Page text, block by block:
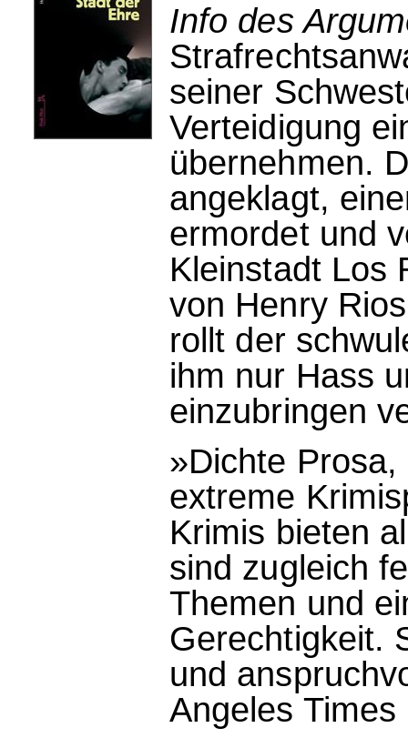
Info des
seiner
Verteidigung
übernehmen.
angeklagt,
ermordet und
Kleinstadt Los
von Henry
rollt der
ihm nur Hass
einzubringen
»Dichte
extreme
Krimis bieten
sind zugleich
Themen und
Gerechtigkeit.
und
Angeles Times